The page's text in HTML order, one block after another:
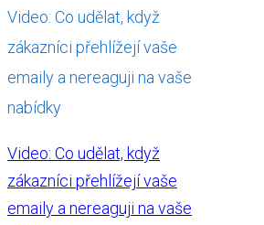
Video: Co udělat, když
zákazníci přehlížejí vaše
emaily a nereaguji na vaše
nabídky
Video: Co udělat, když
zákazníci přehlížejí vaše
emaily a nereaguji na vaše